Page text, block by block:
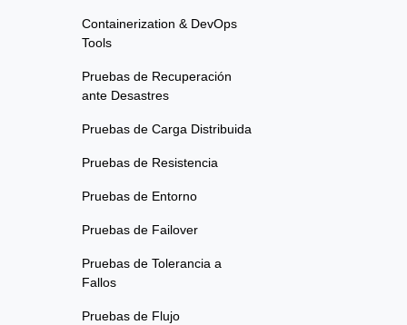
Containerization & DevOps
Tools
Pruebas de Recuperación
ante Desastres
Pruebas de Carga Distribuida
Pruebas de Resistencia
Pruebas de Entorno
Pruebas de Failover
Pruebas de Tolerancia a
Fallos
Pruebas de Flujo